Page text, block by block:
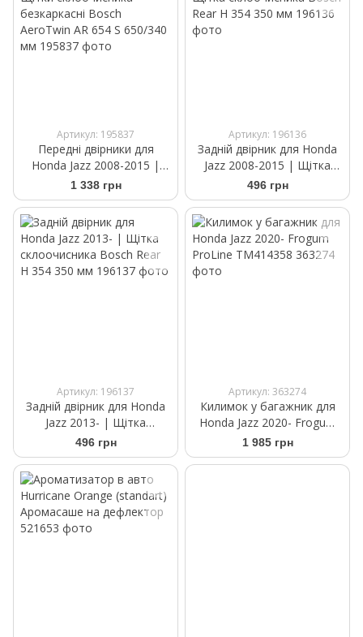
Артикул: 195837
Передні двірники для
Honda Jazz 2008-2015 |
Щітки склоочисника
безкаркасні Bosch
AeroTwin AR 654 S 650/340
мм
1 338 грн
Артикул: 196136
Задній двірник для Honda
Jazz 2008-2015 | Щітка
склоочисника Bosch Rear
H 354 350 мм
496 грн
Артикул: 196137
Задній двірник для Honda
Jazz 2013- | Щітка
склоочисника Bosch Rear
H 354 350 мм
496 грн
Артикул: 363274
Килимок у багажник для
Honda Jazz 2020- Frogum
ProLine TM414358
1 985 грн